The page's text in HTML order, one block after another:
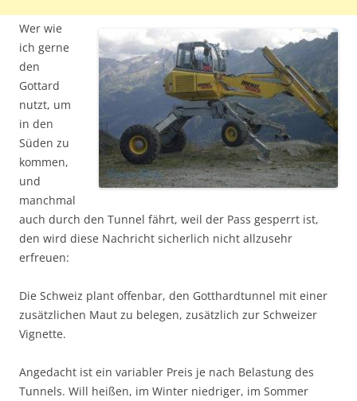
Wer wie
ich gerne
den
Gottard
nutzt, um
in den
Süden zu
kommen,
und
manchmal
auch durch den Tunnel fährt, weil der Pass gesperrt ist,
den wird diese Nachricht sicherlich nicht allzusehr
erfreuen:
Die Schweiz plant offenbar, den Gotthardtunnel mit einer
zusätzlichen Maut zu belegen, zusätzlich zur Schweizer
Vignette.
Angedacht ist ein variabler Preis je nach Belastung des
Tunnels. Will heißen, im Winter niedriger, im Sommer